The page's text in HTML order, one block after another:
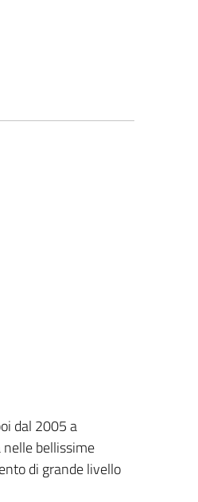
dal 2005 a
nelle bellissime
di grande livello